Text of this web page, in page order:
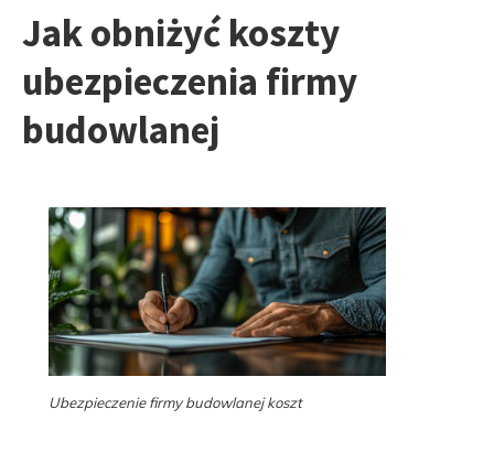
Jak obniżyć koszty
ubezpieczenia firmy
budowlanej
Ubezpieczenie firmy budowlanej koszt